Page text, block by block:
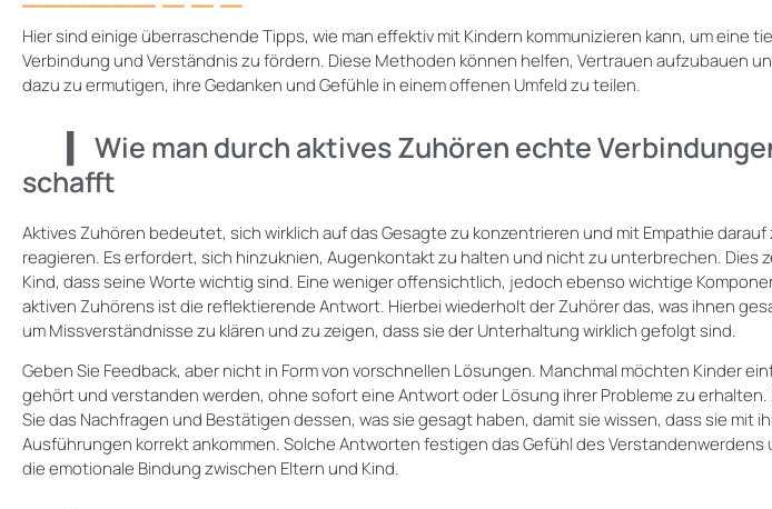
Hier sind einige überraschende Tipps, wie man effektiv mit Kindern kommunizieren kann, um eine
Verbindung und Verständnis zu fördern. Diese Methoden können helfen, Vertrauen aufzubauen
dazu zu ermutigen, ihre Gedanken und Gefühle in einem offenen Umfeld zu teilen.
Wie man durch aktives Zuhören echte
schafft
Aktives Zuhören bedeutet, sich wirklich auf das Gesagte zu konzentrieren und mit Empathie darauf
reagieren. Es erfordert, sich hinzuknien, Augenkontakt zu halten und nicht zu unterbrechen. Dies
Kind, dass seine Worte wichtig sind. Eine weniger offensichtlich, jedoch ebenso wichtige
aktiven Zuhörens ist die reflektierende Antwort. Hierbei wiederholt der Zuhörer das, was ihnen
um Missverständnisse zu klären und zu zeigen, dass sie der Unterhaltung wirklich gefolgt sind.
Geben Sie Feedback, aber nicht in Form von vorschnellen Lösungen. Manchmal möchten Kinder
gehört und verstanden werden, ohne sofort eine Antwort oder Lösung ihrer Probleme zu erhalten.
Sie das Nachfragen und Bestätigen dessen, was sie gesagt haben, damit sie wissen, dass sie mit
Ausführungen korrekt ankommen. Solche Antworten festigen das Gefühl des Verstandenwerdens
die emotionale Bindung zwischen Eltern und Kind.